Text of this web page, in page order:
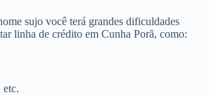
sujo você terá grandes dificuldades
linha de crédito em Cunha Porã, como:
etc.